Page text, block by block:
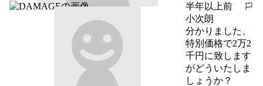
半年以上前
報告する
小次朗
分かりました、
特別価格で2万2
千円に致します
がどういたしま
しょうか？